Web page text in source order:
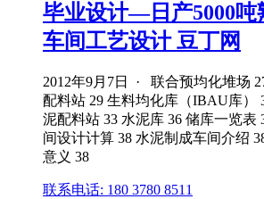
毕业设计—日产5000吨
车间工艺设计 豆丁网
2012年9月7日 · 联合预均化堆场
配料站 29 生料均化库（IBAU库）
泥配料站 33 水泥库 36 储库一览表
间设计计算 38 水泥制成车间介绍
意义 38
联系电话: 180 3780 8511